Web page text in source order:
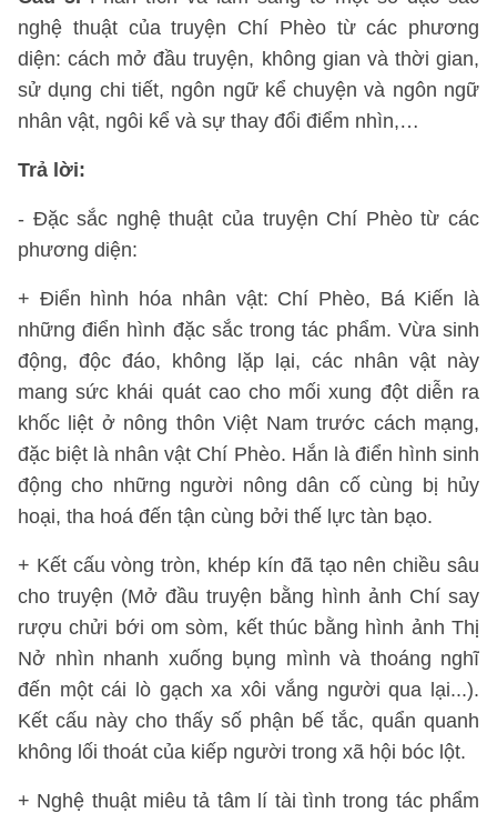
nghệ thuật của truyện Chí Phèo từ các phương
diện: cách mở đầu truyện, không gian và thời gian,
sử dụng chi tiết, ngôn ngữ kể chuyện và ngôn ngữ
nhân vật, ngôi kể và sự thay đổi điểm nhìn,…
Trả lời:
- Đặc sắc nghệ thuật của truyện Chí Phèo từ các
phương diện:
+ Điển hình hóa nhân vật: Chí Phèo, Bá Kiến là
những điển hình đặc sắc trong tác phẩm. Vừa sinh
động, độc đáo, không lặp lại, các nhân vật này
mang sức khái quát cao cho mối xung đột diễn ra
khốc liệt ở nông thôn Việt Nam trước cách mạng,
đặc biệt là nhân vật Chí Phèo. Hắn là điển hình sinh
động cho những người nông dân cố cùng bị hủy
hoại, tha hoá đến tận cùng bởi thế lực tàn bạo.
+ Kết cấu vòng tròn, khép kín đã tạo nên chiều sâu
cho truyện (Mở đầu truyện bằng hình ảnh Chí say
rượu chửi bới om sòm, kết thúc bằng hình ảnh Thị
Nở nhìn nhanh xuống bụng mình và thoáng nghĩ
đến một cái lò gạch xa xôi vắng người qua lại...).
Kết cấu này cho thấy số phận bế tắc, quẩn quanh
không lối thoát của kiếp người trong xã hội bóc lột.
+ Nghệ thuật miêu tả tâm lí tài tình trong tác phẩm